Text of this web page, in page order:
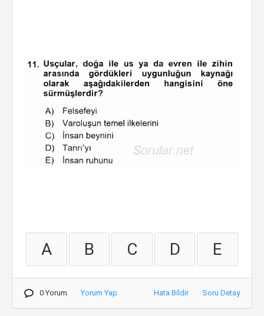
A B C D E
0 Yorum Yorum Yap Hata Bildir Soru Detay